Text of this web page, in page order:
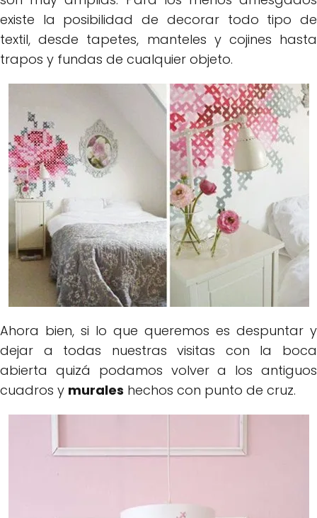
existe la posibilidad de decorar todo tipo de
textil, desde tapetes, manteles y cojines hasta
trapos y fundas de cualquier objeto.
Ahora bien, si lo que queremos es despuntar y
dejar a todas nuestras visitas con la boca
abierta quizá podamos volver a los antiguos
cuadros y murales hechos con punto de cruz.